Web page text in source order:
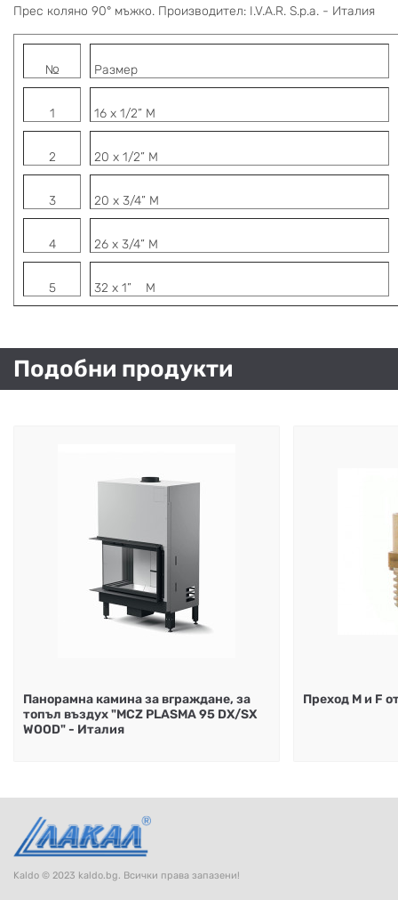
Прес коляно 90° мъжко. Производител: I.V.A.R. S.p.a. - Италия
№ Размер
1 16 х 1/2” M
2 20 х 1/2” M
3 20 х 3/4” M
4 26 х 3/4” M
5 32 х 1” M
Подобни продукти
Панорамна камина за вграждане, за
топъл въздух "MCZ PLASMA 95 DX/SX
WOOD" - Италия
Преход М и F
Kaldo © 2023 kaldo.bg. Всички права запазени!